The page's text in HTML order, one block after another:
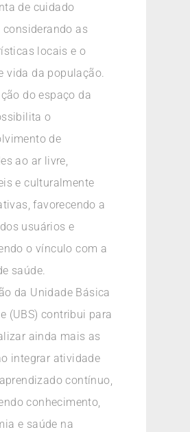
de cuidado
considerando as
locais e o
vida da população.
do espaço da
o
de
ao ar livre,
e culturalmente
favorecendo a
usuários e
o vínculo com a
saúde.
da Unidade Básica
(UBS) contribui para
ainda mais as
integrar atividade
contínuo,
conhecimento,
e saúde na